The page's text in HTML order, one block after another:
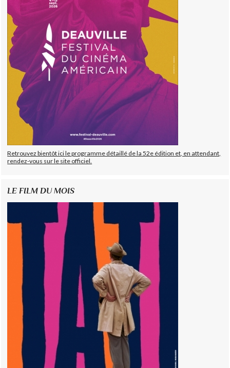
Retrouvez bientôt ici le programme détaillé de la 52e édition et, en attendant,
rendez-vous sur le site officiel.
LE FILM DU MOIS